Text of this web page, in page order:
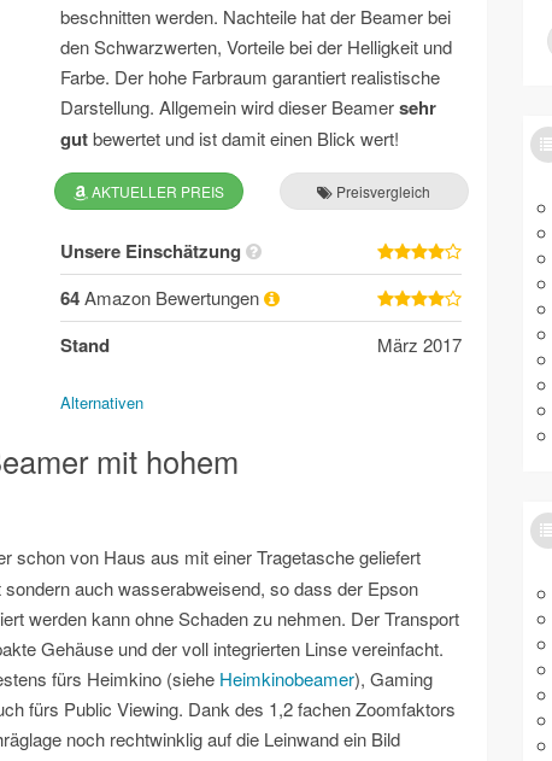
beschnitten werden. Nachteile hat der Beamer bei
den Schwarzwerten, Vorteile bei der Helligkeit und
Farbe. Der hohe Farbraum garantiert realistische
Darstellung. Allgemein wird dieser Beamersehr
gutbewertet und ist damit einen Blick wert!
AKTUELLER PREIS Preisvergleich
Unsere Einschätzung
64Amazon Bewertungen
Stand März 2017
Alternativen
mit hohem
schon von Haus aus mit einer Tragetasche geliefert
auch wasserabweisend, so dass der Epson
werden kann ohne Schaden zu nehmen. Der Transport
Gehäuse und der voll integrierten Linse vereinfacht.
fürs Heimkino (siehe Heimkinobeamer), Gaming
fürs Public Viewing. Dank des 1,2 fachen Zoomfaktors
noch rechtwinklig auf die Leinwand ein Bild